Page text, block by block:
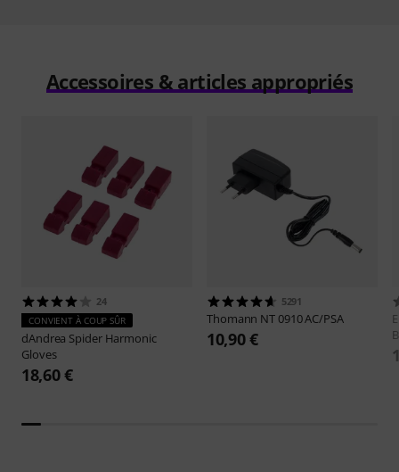
Accessoires & articles appropriés
24
CONVIENT À COUP SÛR
dAndrea Spider Harmonic
Gloves
18,60 €
5291
Thomann NT 0910 AC/PSA
10,90 €